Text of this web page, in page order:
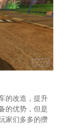
的改造，提升
的优势，但是
家们多多的攒